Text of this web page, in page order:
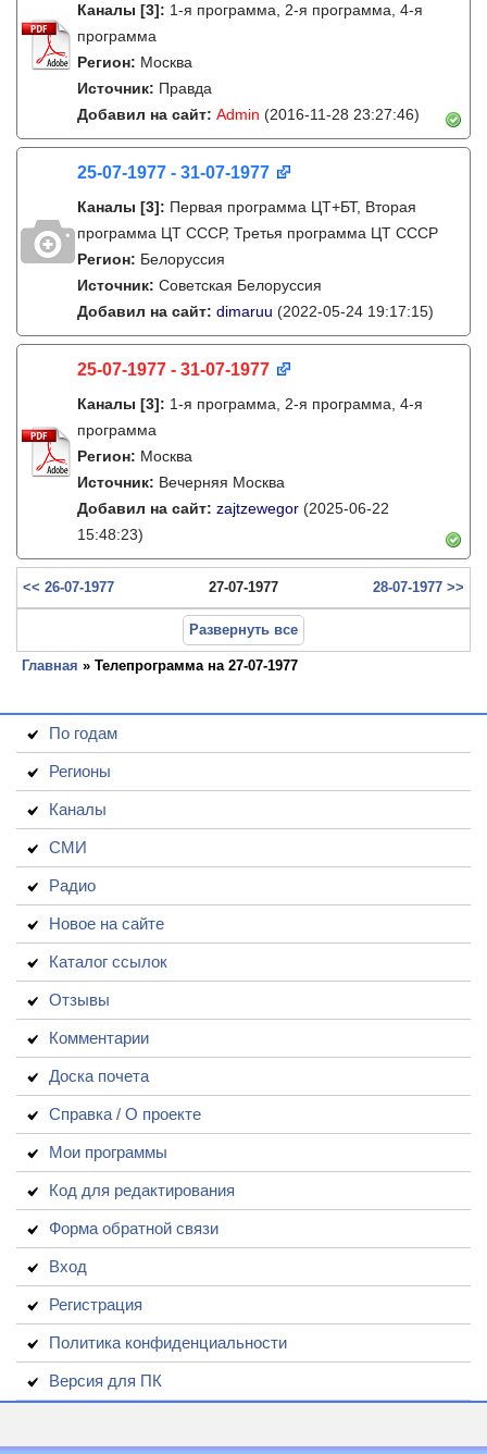
Каналы [3]: 1-я программа, 2-я программа, 4-я
программа
Регион: Москва
Источник: Правда
Добавил на сайт: Admin (2016-11-28 23:27:46)
25-07-1977 - 31-07-1977
Каналы [3]: Первая программа ЦТ+БТ, Вторая
программа ЦТ ССCР, Третья программа ЦТ ССCР
Регион: Белоруссия
Источник: Советская Белоруссия
Добавил на сайт: dimaruu (2022-05-24 19:17:15)
25-07-1977 - 31-07-1977
Каналы [3]: 1-я программа, 2-я программа, 4-я
программа
Регион: Москва
Источник: Вечерняя Москва
Добавил на сайт: zajtzewegor (2025-06-22
15:48:23)
<< 26-07-1977 27-07-1977 28-07-1977 >>
Развернуть все
Главная » Телепрограмма на 27-07-1977
По годам
Регионы
Каналы
СМИ
Радио
Новое на сайте
Каталог ссылок
Отзывы
Комментарии
Доска почета
Справка / О проекте
Мои программы
Код для редактирования
Форма обратной связи
Вход
Регистрация
Политика конфиденциальности
Версия для ПК